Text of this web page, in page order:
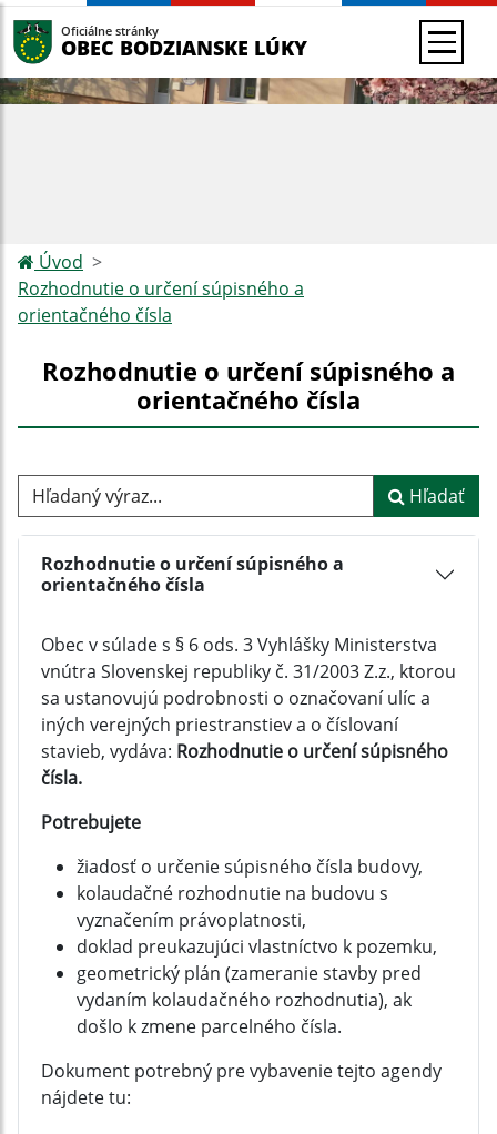
Oficiálne stránky
OBEC BODZIANSKE LÚKY
Úvod
Rozhodnutie o určení súpisného a
orientačného čísla
Rozhodnutie o určení súpisného a
orientačného čísla
Hľadaný výraz... Hľadať
Rozhodnutie o určení súpisného a
orientačného čísla
Obec v súlade s § 6 ods. 3 Vyhlášky Ministerstva
vnútra Slovenskej republiky č. 31/2003 Z.z., ktorou
sa ustanovujú podrobnosti o označovaní ulíc a
iných verejných priestranstiev a o číslovaní
stavieb, vydáva: Rozhodnutie o určení súpisného
čísla.
Potrebujete
žiadosť o určenie súpisného čísla budovy,
kolaudačné rozhodnutie na budovu s
vyznačením právoplatnosti,
doklad preukazujúci vlastníctvo k pozemku,
geometrický plán (zameranie stavby pred
vydaním kolaudačného rozhodnutia), ak
došlo k zmene parcelného čísla.
Dokument potrebný pre vybavenie tejto agendy
nájdete tu: